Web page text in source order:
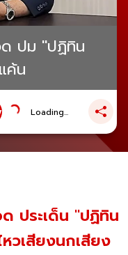
ปม "ปฏิทิน
ค้น
Loading...
ประเด็น "ปฏิทิน
วเสียงนกเสียง